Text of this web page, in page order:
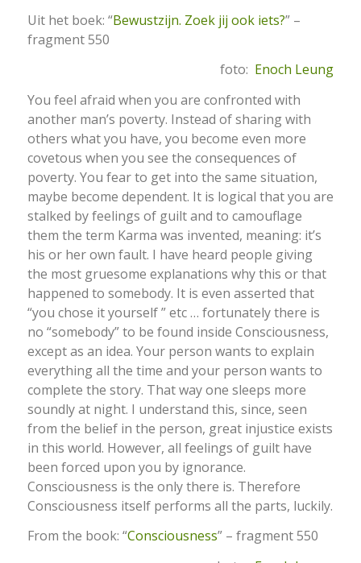
Uit het boek: “Bewustzijn. Zoek jij ook iets?” –
fragment 550
foto: Enoch Leung
You feel afraid when you are confronted with
another man’s poverty. Instead of sharing with
others what you have, you become even more
covetous when you see the consequences of
poverty. You fear to get into the same situation,
maybe become dependent. It is logical that you are
stalked by feelings of guilt and to camouflage
them the term Karma was invented, meaning: it’s
his or her own fault. I have heard people giving
the most gruesome explanations why this or that
happened to somebody. It is even asserted that
“you chose it yourself ” etc … fortunately there is
no “somebody” to be found inside Consciousness,
except as an idea. Your person wants to explain
everything all the time and your person wants to
complete the story. That way one sleeps more
soundly at night. I understand this, since, seen
from the belief in the person, great injustice exists
in this world. However, all feelings of guilt have
been forced upon you by ignorance.
Consciousness is the only there is. Therefore
Consciousness itself performs all the parts, luckily.
From the book: “Consciousness” – fragment 550